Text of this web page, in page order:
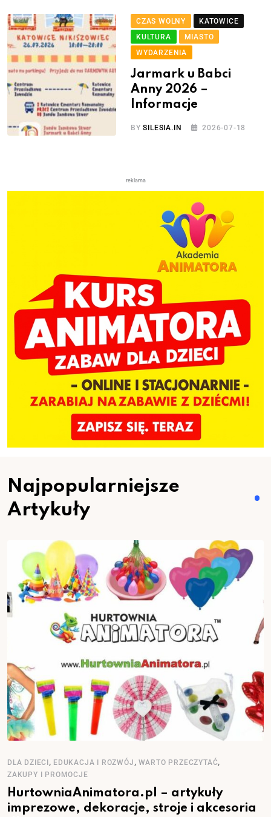
CZAS WOLNY
KATOWICE
KULTURA
MIASTO
WYDARZENIA
Jarmark u Babci
Anny 2026 –
Informacje
BYSILESIA.IN 2026-07-18
reklama
Najpopularniejsze
Artykuły
DLA DZIECI , EDUKACJA I ROZWÓJ , WARTO PRZECZYTAĆ,
ZAKUPY I PROMOCJE
HurtowniaAnimatora.pl – artykuły
imprezowe, dekoracje, stroje i akcesoria